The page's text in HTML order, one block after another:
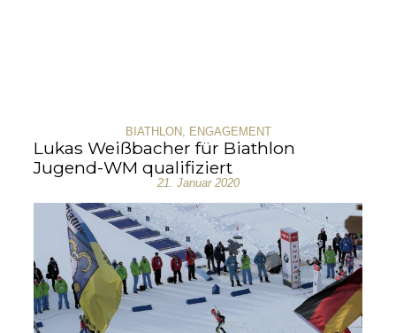
BIATHLON, ENGAGEMENT
Lukas Weißbacher für Biathlon
Jugend-WM qualifiziert
21. Januar 2020